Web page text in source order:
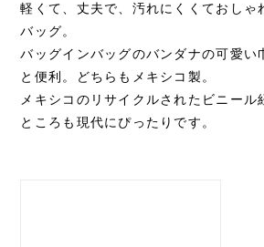
軽くて、丈夫で、汚れにくくておしゃ
バッグ。
バッグインバッグのバンダナの可愛い
と便利。どちらもメキシコ製。
メキシコのリサイクルされたビニール
ところも現代にぴったりです。